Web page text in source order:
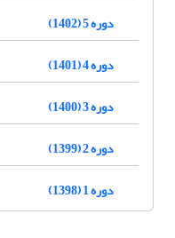
دوره 5 (1402)
دوره 4 (1401)
دوره 3 (1400)
دوره 2 (1399)
دوره 1 (1398)